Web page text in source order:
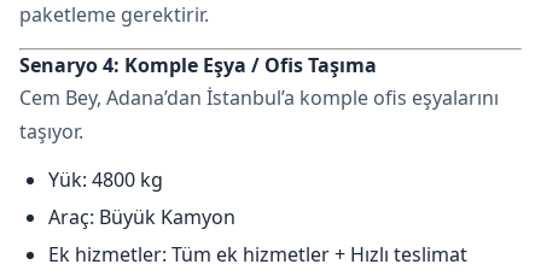
paketleme gerektirir.
Senaryo 4: Komple Eşya / Ofis Taşıma
Cem Bey, Adana’dan İstanbul’a komple ofis eşyalarını
taşıyor.
Yük: 4800 kg
Araç: Büyük Kamyon
Ek hizmetler: Tüm ek hizmetler + Hızlı teslimat